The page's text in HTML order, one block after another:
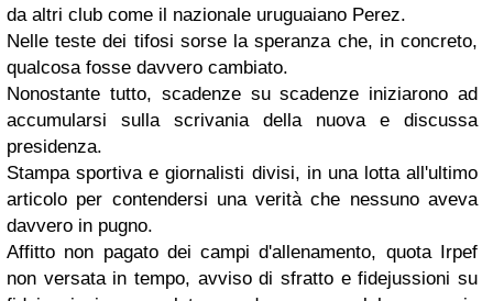
da altri club come il nazionale uruguaiano Perez.
Nelle teste dei tifosi sorse la speranza che, in concreto,
qualcosa fosse davvero cambiato.
Nonostante tutto, scadenze su scadenze iniziarono ad
accumularsi sulla scrivania della nuova e discussa
presidenza.
Stampa sportiva e giornalisti divisi, in una lotta all'ultimo
articolo per contendersi una verità che nessuno aveva
davvero in pugno.
Affitto non pagato dei campi d'allenamento, quota Irpef
non versata in tempo, avviso di sfratto e fidejussioni su